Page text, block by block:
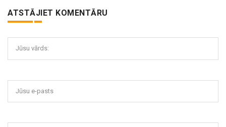
ATSTĀJIET KOMENTĀRU
Jūsu vārds:
Jūsu e-pasts